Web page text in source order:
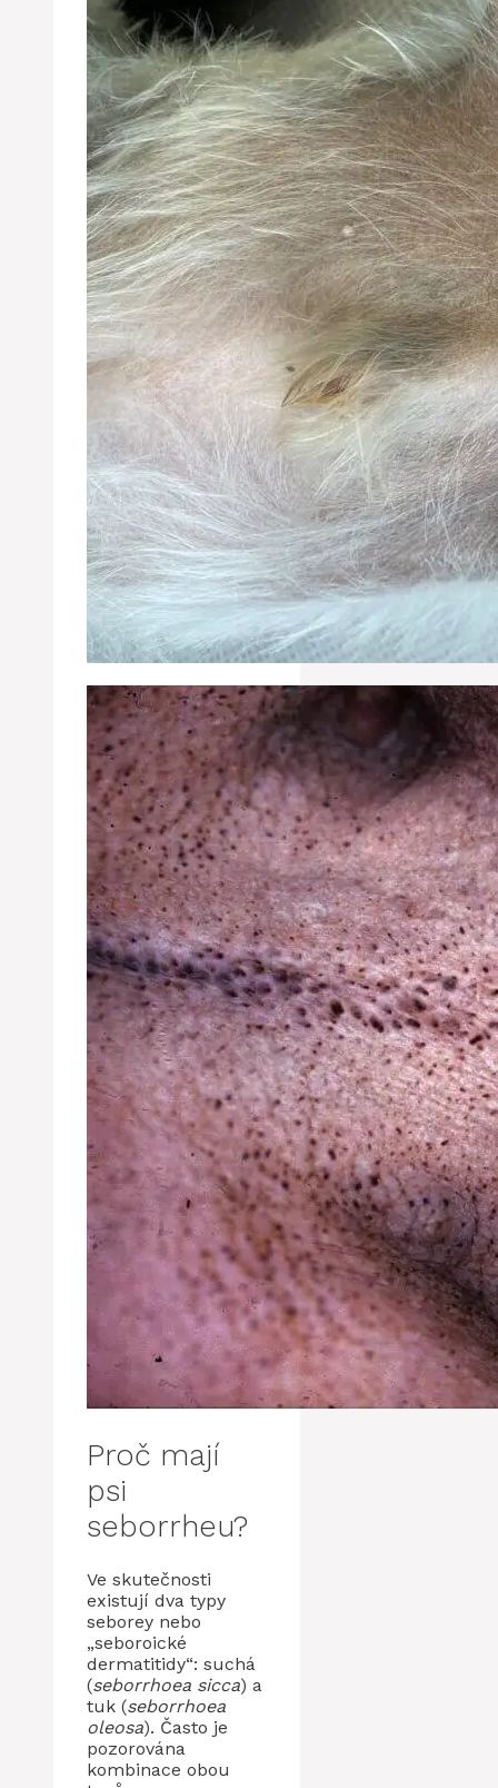
Proč mají
psi
seborrheu?
Ve skutečnosti
existují dva typy
seborey nebo
„seboroické
dermatitidy“: suchá
(seborrhoea sicca) a
tuk (seborrhoea
oleosa). Často je
pozorována
kombinace obou